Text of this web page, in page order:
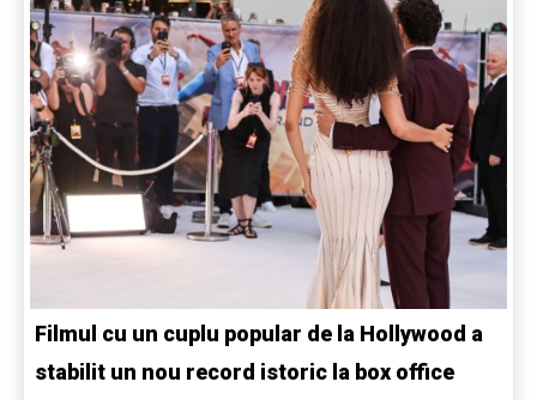
Filmul cu un cuplu popular de la Hollywood a
stabilit un nou record istoric la box office